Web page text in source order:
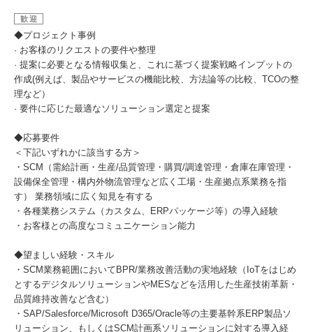
歓迎
◆プロジェクト事例
· お客様のリクエストの要件や整理
· 提案に必要となる情報収集と、これに基づく提案戦略インプットの
作成(例えば、製品やサービスの機能比較、方法論等の比較、TCOの整
理など）
· 要件に応じた最適なソリューション選定と提案
◆応募要件
＜下記いずれかに該当する方＞
・SCM（需給計画・生産/品質管理・購買/調達管理・倉庫在庫管理・
設備保全管理・構内外物流管理など広く工場・生産拠点系業務を指
す） 業務領域に広く知見を有する
・各種業務システム（カスタム、ERPパッケージ等）の導入経験
・お客様との高度なコミュニケーション能力
◆望ましい経験・スキル
・SCM業務範囲においてBPR/業務改善活動の実地経験（IoTをはじめ
とするデジタルソリューションやMESなどを活用した生産技術革新・
品質維持改善など含む）
・SAP/Salesforce/Microsoft D365/Oracle等の主要基幹系ERP製品ソ
リューション、もしくはSCM計画系ソリューションに対する導入経